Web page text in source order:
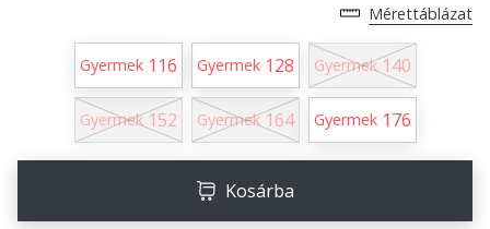
2024.11.25.
3 perces olvasási idő
a
Mérettáblázat
Gyermek 116 Gyermek 128 Gyermek 140
Gyermek 152 Gyermek 164 Gyermek 176
Kosárba